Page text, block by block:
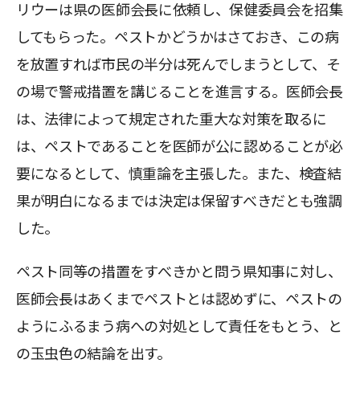
リウーは県の医師会長に依頼し、保健委員会を招集
してもらった。ペストかどうかはさておき、この病
を放置すれば市民の半分は死んでしまうとして、そ
の場で警戒措置を講じることを進言する。医師会長
は、法律によって規定された重大な対策を取るに
は、ペストであることを医師が公に認めることが必
要になるとして、慎重論を主張した。また、検査結
果が明白になるまでは決定は保留すべきだとも強調
した。
ペスト同等の措置をすべきかと問う県知事に対し、
医師会長はあくまでペストとは認めずに、ペストの
ようにふるまう病への対処として責任をもとう、と
の玉虫色の結論を出す。